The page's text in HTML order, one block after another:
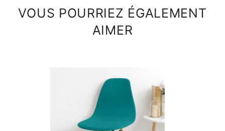
VOUS POURRIEZ ÉGALEMENT
AIMER